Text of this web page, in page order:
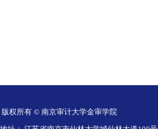
版权所有 © 南京审计大学金审学院